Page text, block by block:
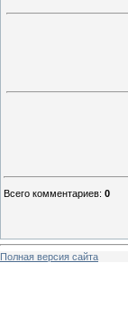
Всего комментариев: 0
Полная версия сайта